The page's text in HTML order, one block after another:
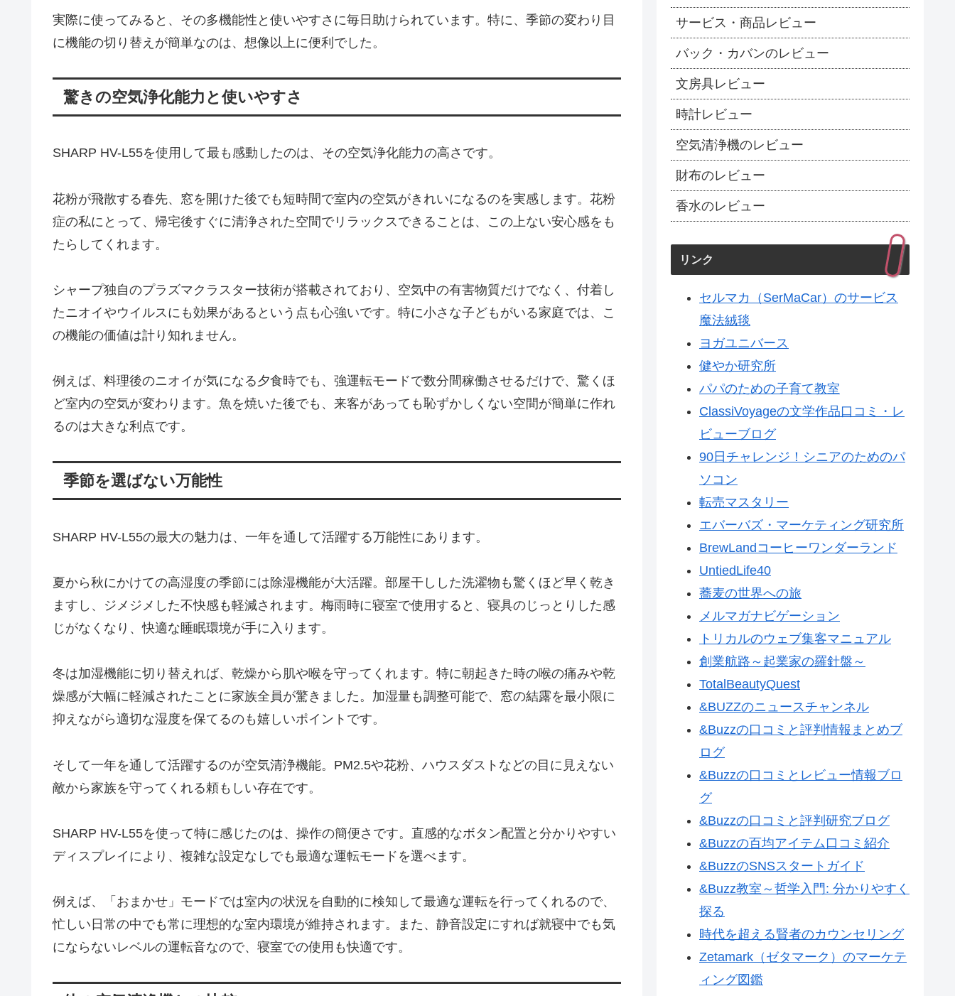
実際に使ってみると、その多機能性と使いやすさに毎日助けられています。特に、季節の変わり目
に機能の切り替えが簡単なのは、想像以上に便利でした。
驚きの空気浄化能力と使いやすさ
SHARP HV-L55を使用して最も感動したのは、その空気浄化能力の高さです。
花粉が飛散する春先、窓を開けた後でも短時間で室内の空気がきれいになるのを実感します。花粉
症の私にとって、帰宅後すぐに清浄された空間でリラックスできることは、この上ない安心感をも
たらしてくれます。
シャープ独自のプラズマクラスター技術が搭載されており、空気中の有害物質だけでなく、付着し
たニオイやウイルスにも効果があるという点も心強いです。特に小さな子どもがいる家庭では、こ
の機能の価値は計り知れません。
例えば、料理後のニオイが気になる夕食時でも、強運転モードで数分間稼働させるだけで、驚くほ
ど室内の空気が変わります。魚を焼いた後でも、来客があっても恥ずかしくない空間が簡単に作れ
るのは大きな利点です。
季節を選ばない万能性
SHARP HV-L55の最大の魅力は、一年を通して活躍する万能性にあります。
夏から秋にかけての高湿度の季節には除湿機能が大活躍。部屋干しした洗濯物も驚くほど早く乾き
ますし、ジメジメした不快感も軽減されます。梅雨時に寝室で使用すると、寝具のじっとりした感
じがなくなり、快適な睡眠環境が手に入ります。
冬は加湿機能に切り替えれば、乾燥から肌や喉を守ってくれます。特に朝起きた時の喉の痛みや乾
燥感が大幅に軽減されたことに家族全員が驚きました。加湿量も調整可能で、窓の結露を最小限に
抑えながら適切な湿度を保てるのも嬉しいポイントです。
そして一年を通して活躍するのが空気清浄機能。PM2.5や花粉、ハウスダストなどの目に見えない
敵から家族を守ってくれる頼もしい存在です。
SHARP HV-L55を使って特に感じたのは、操作の簡便さです。直感的なボタン配置と分かりやすい
ディスプレイにより、複雑な設定なしでも最適な運転モードを選べます。
例えば、「おまかせ」モードでは室内の状況を自動的に検知して最適な運転を行ってくれるので、
忙しい日常の中でも常に理想的な室内環境が維持されます。また、静音設定にすれば就寝中でも気
にならないレベルの運転音なので、寝室での使用も快適です。
サービス・商品レビュー
バック・カバンのレビュー
文房具レビュー
時計レビュー
空気清浄機のレビュー
財布のレビュー
香水のレビュー
リンク
セルマカ（SerMaCar）のサービス
魔法絨毯
ヨガユニバース
健やか研究所
パパのための子育て教室
ClassiVoyageの文学作品口コミ・レ
ビューブログ
90日チャレンジ！シニアのためのパ
ソコン
転売マスタリー
エバーバズ・マーケティング研究所
BrewLandコーヒーワンダーランド
UntiedLife40
蕎麦の世界への旅
メルマガナビゲーション
トリカルのウェブ集客マニュアル
創業航路～起業家の羅針盤～
TotalBeautyQuest
&BUZZのニュースチャンネル
&Buzzの口コミと評判情報まとめブ
ログ
&Buzzの口コミとレビュー情報ブロ
グ
&Buzzの口コミと評判研究ブログ
&Buzzの百均アイテム口コミ紹介
&BuzzのSNSスタートガイド
&Buzz教室～哲学入門: 分かりやすく
探る
時代を超える賢者のカウンセリング
Zetamark（ゼタマーク）のマーケテ
ィング図鑑